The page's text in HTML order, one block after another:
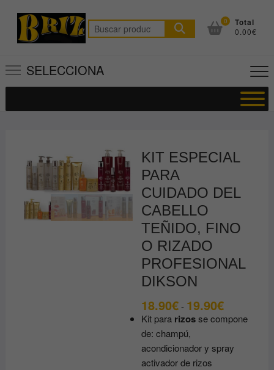
contenido
Buscar
por:
0 Total
0.00€
SELECCIONA
KIT ESPECIAL
PARA
CUIDADO DEL
CABELLO
TEÑIDO, FINO
O RIZADO
PROFESIONAL
DIKSON
18.90€ - 19.90€Rango
de
precios:
hasta
Kit para rizos se compone
de: champú,
acondicionador y spray
activador de rizos